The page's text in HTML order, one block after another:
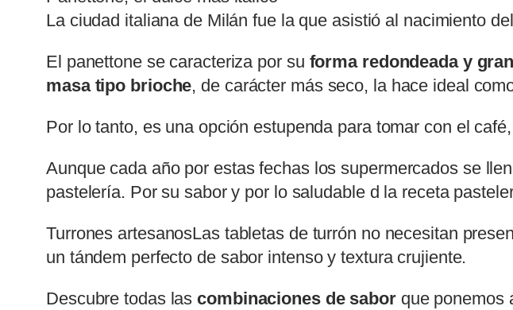
La ciudad italiana de Milán fue la que asistió al nacimiento
El panettone se caracteriza por su forma redondeada y
masa tipo brioche, de carácter más seco, la hace ideal
Por lo tanto, es una opción estupenda para tomar con el
Aunque cada año por estas fechas los supermercados se
pastelería. Por su sabor y por lo saludable d la receta
Turrones artesanosLas tabletas de turrón no necesitan
un tándem perfecto de sabor intenso y textura crujiente.
Descubre todas las combinaciones de saborque ponemos